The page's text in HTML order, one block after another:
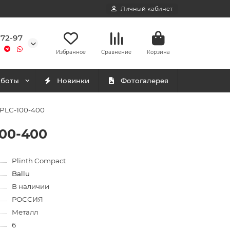
Личный кабинет
97
Избранное Сравнение Корзина
Новинки Фотогалерея
100-400
400
Plinth Compact
Ballu
В наличии
РОССИЯ
Металл
6